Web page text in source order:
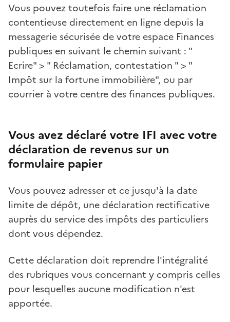
Vous pouvez toutefois faire une réclamation
contentieuse directement en ligne depuis la
messagerie sécurisée de votre espace Finances
publiques en suivant le chemin suivant : "
Ecrire" > " Réclamation, contestation " > "
Impôt sur la fortune immobilière", ou par
courrier à votre centre des finances publiques.
Vous avez déclaré votre IFI avec votre
déclaration de revenus sur un
formulaire papier
Vous pouvez adresser et ce jusqu'à la date
limite de dépôt, une déclaration rectificative
auprès du service des impôts des particuliers
dont vous dépendez.
Cette déclaration doit reprendre l'intégralité
des rubriques vous concernant y compris celles
pour lesquelles aucune modification n'est
apportée.